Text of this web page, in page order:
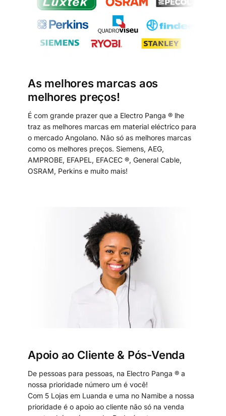
As melhores marcas aos
melhores preços!
É com grande prazer que a Electro Panga ® lhe
traz as melhores marcas em material eléctrico para
o mercado Angolano. Não só as melhores marcas
como os melhores preços. Siemens, AEG,
AMPROBE, EFAPEL, EFACEC ®, General Cable,
OSRAM, Perkins e muito mais!
Apoio ao Cliente & Pós-Venda
De pessoas para pessoas, na Electro Panga ® a
nossa prioridade número um é você!
Com 5 Lojas em Luanda e uma no Namibe a nossa
prioridade é o apoio ao cliente não só na venda